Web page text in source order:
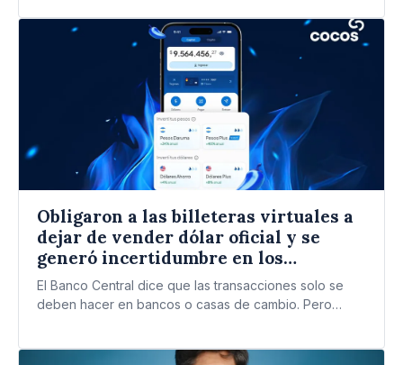
Obligaron a las billeteras virtuales a
dejar de vender dólar oficial y se
generó incertidumbre en los
mercados
El Banco Central dice que las transacciones solo se
deben hacer en bancos o casas de cambio. Pero…